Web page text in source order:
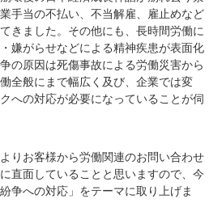
手当の不払い、不当解雇、雇止めなど
きました。その他にも、長時間労働に
嫌がらせなどによる精神疾患が表面化
の原因は死傷事故による労働災害から
全般にまで幅広く及び、企業では変
への対応が必要になっていることが伺
りお客様から労働関連のお問い合わせ
直面していることと思いますので、今
争への対応」をテーマに取り上げま